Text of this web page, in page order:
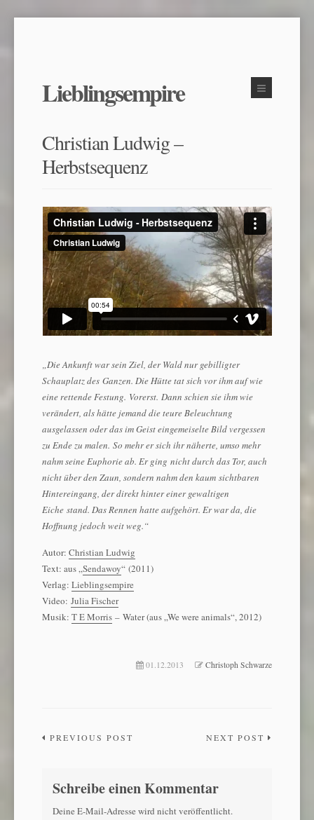
Lieblingsempire
Christian Ludwig –
Herbstsequenz
„Die Ankunft war sein Ziel, der Wald nur gebilligter
Schauplatz des Ganzen. Die Hütte tat sich vor ihm auf wie
eine rettende Festung. Vorerst. Dann schien sie ihm wie
verändert, als hätte jemand die teure Beleuchtung
ausgelassen oder das im Geist eingemeiselte Bild vergessen
zu Ende zu malen. So mehr er sich ihr näherte, umso mehr
nahm seine Euphorie ab. Er ging nicht durch das Tor, auch
nicht über den Zaun, sondern nahm den kaum sichtbaren
Hintereingang, der direkt hinter einer gewaltigen
Eiche stand. Das Rennen hatte aufgehört. Er war da, die
Hoffnung jedoch weit weg.“
Autor: Christian Ludwig
Text: aus „Sendawoy“ (2011)
Verlag: Lieblingsempire
Video: Julia Fischer
Musik: T E Morris – Water (aus „We were animals“, 2012)
01.12.2013 Christoph Schwarze
PREVIOUS POST NEXT POST
Schreibe einen Kommentar
Deine E-Mail-Adresse wird nicht veröffentlicht.